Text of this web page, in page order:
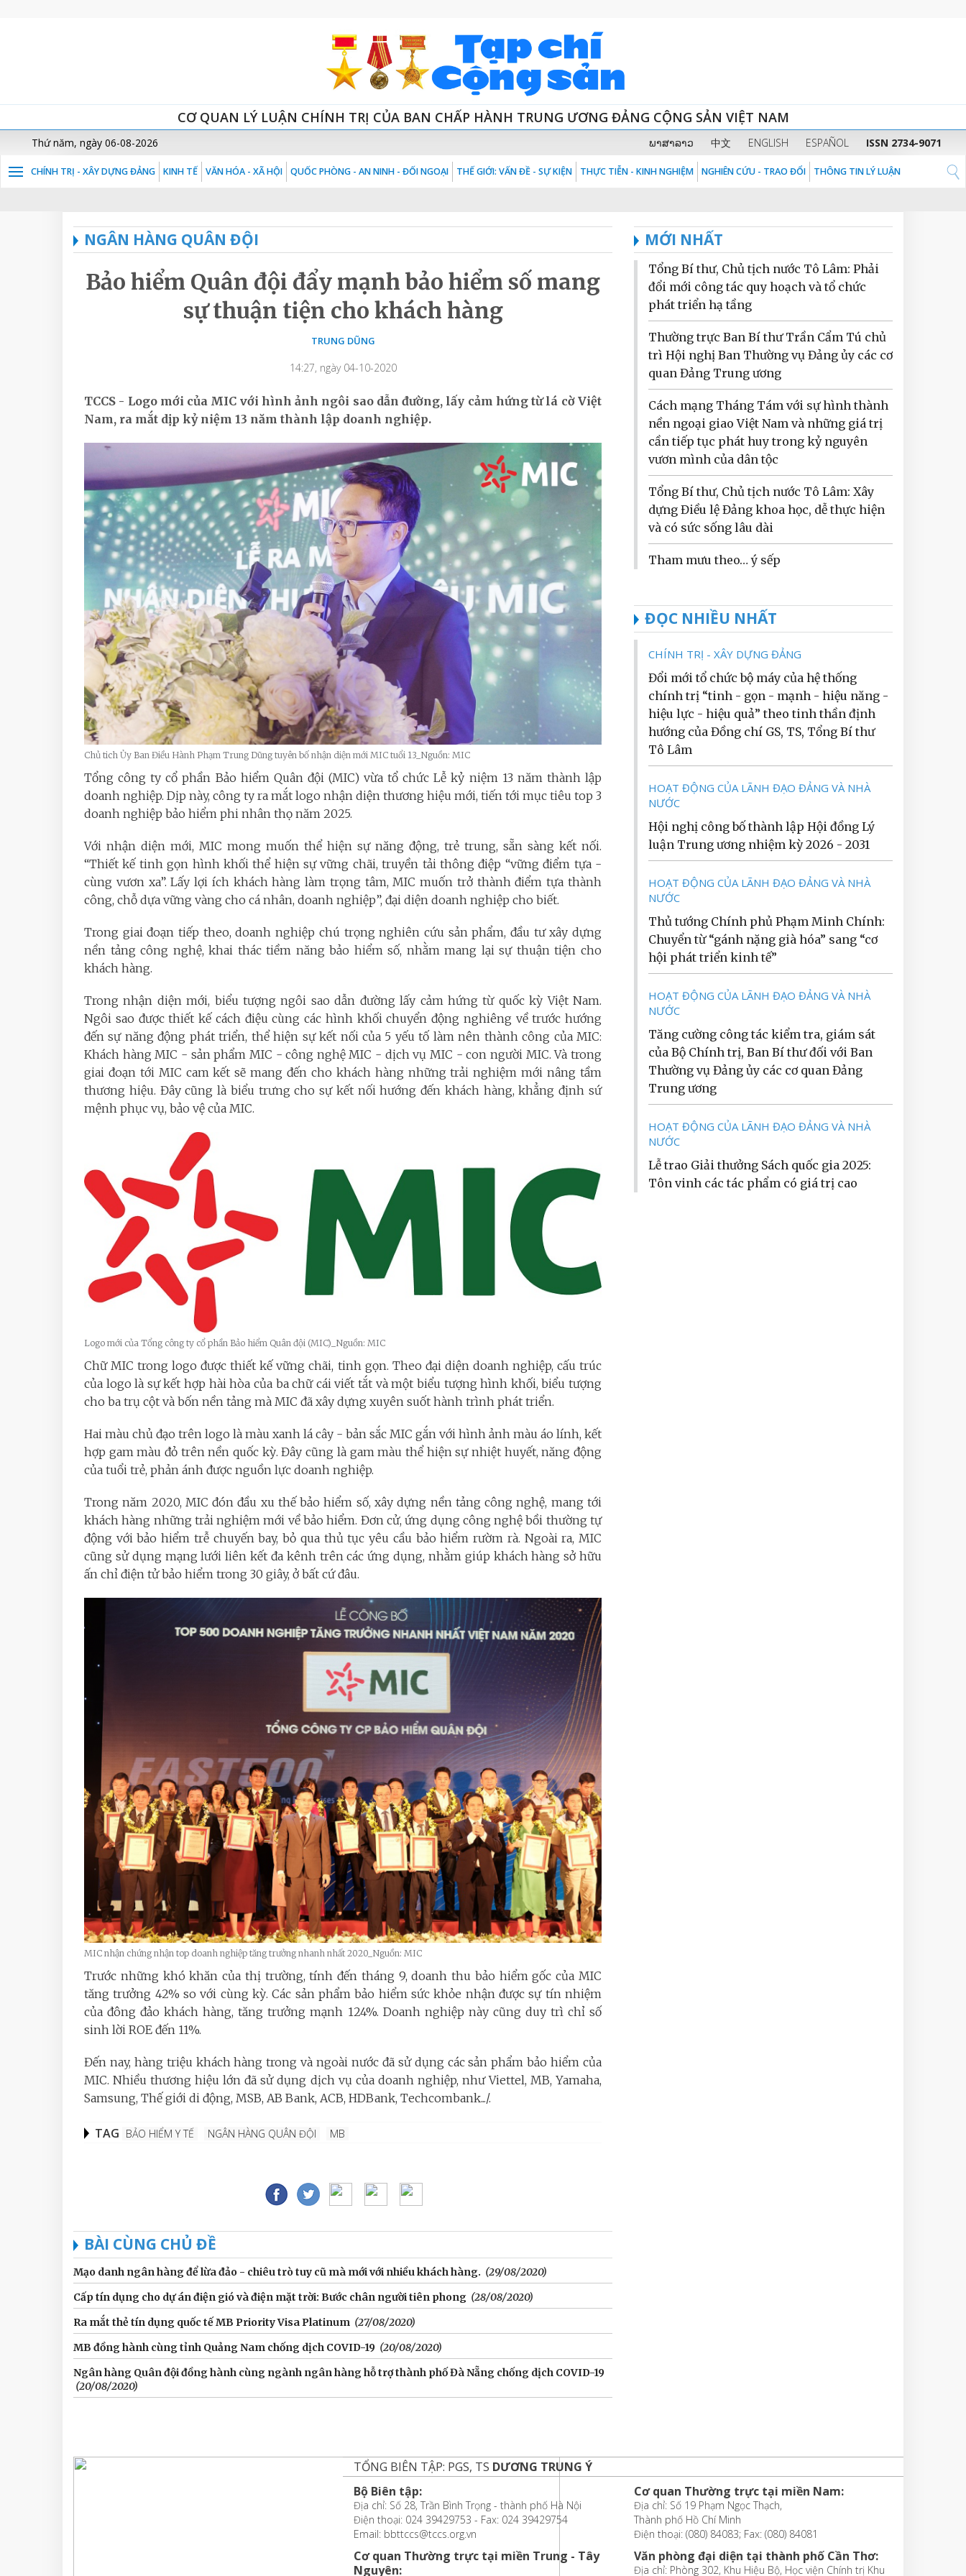
CƠ QUAN LÝ LUẬN CHÍNH TRỊ CỦA BAN CHẤP HÀNH TRUNG ƯƠNG ĐẢNG CỘNG SẢN VIỆT NAM
Thứ năm, ngày 06-08-2026 ພາສາລາວ 中文 ENGLISH ESPAÑOL ISSN 2734-9071
CHÍNH TRỊ - XÂY DỰNG ĐẢNG KINH TẾ VĂN HÓA - XÃ HỘI QUỐC PHÒNG - AN NINH - ĐỐI NGOẠI THẾ GIỚI: VẤN ĐỀ - SỰ KIỆN THỰC TIỄN - KINH NGHIỆM NGHIÊN CỨU - TRAO ĐỔI THÔNG TIN LÝ LUẬN
NGÂN HÀNG QUÂN ĐỘI
Bảo hiểm Quân đội đẩy mạnh bảo hiểm số mang
sự thuận tiện cho khách hàng
TRUNG DŨNG
14:27, ngày 04-10-2020
TCCS - Logo mới của MIC với hình ảnh ngôi sao dẫn đường, lấy cảm hứng từ lá cờ Việt
Nam, ra mắt dịp kỷ niệm 13 năm thành lập doanh nghiệp.
Chủ tich Ủy Ban Điều Hành Phạm Trung Dũng tuyên bố nhận diện mới MIC tuổi 13_Nguồn: MIC
Tổng công ty cổ phần Bảo hiểm Quân đội (MIC) vừa tổ chức Lễ kỷ niệm 13 năm thành lập
doanh nghiệp. Dịp này, công ty ra mắt logo nhận diện thương hiệu mới, tiến tới mục tiêu top 3
doanh nghiệp bảo hiểm phi nhân thọ năm 2025.
Với nhận diện mới, MIC mong muốn thể hiện sự năng động, trẻ trung, sẵn sàng kết nối.
“Thiết kế tinh gọn hình khối thể hiện sự vững chãi, truyền tải thông điệp “vững điểm tựa -
cùng vươn xa”. Lấy lợi ích khách hàng làm trọng tâm, MIC muốn trở thành điểm tựa thành
công, chỗ dựa vững vàng cho cá nhân, doanh nghiệp”, đại diện doanh nghiệp cho biết.
Trong giai đoạn tiếp theo, doanh nghiệp chú trọng nghiên cứu sản phẩm, đầu tư xây dựng
nền tảng công nghệ, khai thác tiềm năng bảo hiểm số, nhằm mang lại sự thuận tiện cho
khách hàng.
Trong nhận diện mới, biểu tượng ngôi sao dẫn đường lấy cảm hứng từ quốc kỳ Việt Nam.
Ngôi sao được thiết kế cách điệu cùng các hình khối chuyển động nghiêng về trước hướng
đến sự năng động phát triển, thể hiện sự kết nối của 5 yếu tố làm nên thành công của MIC:
Khách hàng MIC - sản phẩm MIC - công nghệ MIC - dịch vụ MIC - con người MIC. Và trong
giai đoạn tới MIC cam kết sẽ mang đến cho khách hàng những trải nghiệm mới nâng tầm
thương hiệu. Đây cũng là biểu trưng cho sự kết nối hướng đến khách hàng, khẳng định sứ
mệnh phục vụ, bảo vệ của MIC.
Logo mới của Tổng công ty cổ phần Bảo hiểm Quân đội (MIC)_Nguồn: MIC
Chữ MIC trong logo được thiết kế vững chãi, tinh gọn. Theo đại diện doanh nghiệp, cấu trúc
của logo là sự kết hợp hài hòa của ba chữ cái viết tắt và một biểu tượng hình khối, biểu tượng
cho ba trụ cột và bốn nền tảng mà MIC đã xây dựng xuyên suốt hành trình phát triển.
Hai màu chủ đạo trên logo là màu xanh lá cây - bản sắc MIC gắn với hình ảnh màu áo lính, kết
hợp gam màu đỏ trên nền quốc kỳ. Đây cũng là gam màu thể hiện sự nhiệt huyết, năng động
của tuổi trẻ, phản ánh được nguồn lực doanh nghiệp.
Trong năm 2020, MIC đón đầu xu thế bảo hiểm số, xây dựng nền tảng công nghệ, mang tới
khách hàng những trải nghiệm mới về bảo hiểm. Đơn cử, ứng dụng công nghệ bồi thường tự
động với bảo hiểm trễ chuyến bay, bỏ qua thủ tục yêu cầu bảo hiểm rườm rà. Ngoài ra, MIC
cũng sử dụng mạng lưới liên kết đa kênh trên các ứng dụng, nhằm giúp khách hàng sở hữu
ấn chỉ điện tử bảo hiểm trong 30 giây, ở bất cứ đâu.
MIC nhận chứng nhận top doanh nghiệp tăng trưởng nhanh nhất 2020_Nguồn: MIC
Trước những khó khăn của thị trường, tính đến tháng 9, doanh thu bảo hiểm gốc của MIC
tăng trưởng 42% so với cùng kỳ. Các sản phẩm bảo hiểm sức khỏe nhận được sự tín nhiệm
của đông đảo khách hàng, tăng trưởng mạnh 124%. Doanh nghiệp này cũng duy trì chỉ số
sinh lời ROE đến 11%.
Đến nay, hàng triệu khách hàng trong và ngoài nước đã sử dụng các sản phẩm bảo hiểm của
MIC. Nhiều thương hiệu lớn đã sử dụng dịch vụ của doanh nghiệp, như Viettel, MB, Yamaha,
Samsung, Thế giới di động, MSB, AB Bank, ACB, HDBank, Techcombank.../.
TAG BẢO HIỂM Y TẾ NGÂN HÀNG QUÂN ĐỘI MB
BÀI CÙNG CHỦ ĐỀ
Mạo danh ngân hàng để lừa đảo - chiêu trò tuy cũ mà mới với nhiều khách hàng. (29/08/2020)
Cấp tín dụng cho dự án điện gió và điện mặt trời: Bước chân người tiên phong (28/08/2020)
Ra mắt thẻ tín dụng quốc tế MB Priority Visa Platinum (27/08/2020)
MB đồng hành cùng tỉnh Quảng Nam chống dịch COVID-19 (20/08/2020)
Ngân hàng Quân đội đồng hành cùng ngành ngân hàng hỗ trợ thành phố Đà Nẵng chống dịch COVID-19
(20/08/2020)
MỚI NHẤT
Tổng Bí thư, Chủ tịch nước Tô Lâm: Phải
đổi mới công tác quy hoạch và tổ chức
phát triển hạ tầng
Thường trực Ban Bí thư Trần Cẩm Tú chủ
trì Hội nghị Ban Thường vụ Đảng ủy các cơ
quan Đảng Trung ương
Cách mạng Tháng Tám với sự hình thành
nền ngoại giao Việt Nam và những giá trị
cần tiếp tục phát huy trong kỷ nguyên
vươn mình của dân tộc
Tổng Bí thư, Chủ tịch nước Tô Lâm: Xây
dựng Điều lệ Đảng khoa học, dễ thực hiện
và có sức sống lâu dài
Tham mưu theo… ý sếp
ĐỌC NHIỀU NHẤT
CHÍNH TRỊ - XÂY DỰNG ĐẢNG
Đổi mới tổ chức bộ máy của hệ thống
chính trị “tinh - gọn - mạnh - hiệu năng -
hiệu lực - hiệu quả” theo tinh thần định
hướng của Đồng chí GS, TS, Tổng Bí thư
Tô Lâm
HOẠT ĐỘNG CỦA LÃNH ĐẠO ĐẢNG VÀ NHÀ
NƯỚC
Hội nghị công bố thành lập Hội đồng Lý
luận Trung ương nhiệm kỳ 2026 - 2031
HOẠT ĐỘNG CỦA LÃNH ĐẠO ĐẢNG VÀ NHÀ
NƯỚC
Thủ tướng Chính phủ Phạm Minh Chính:
Chuyển từ “gánh nặng già hóa” sang “cơ
hội phát triển kinh tế”
HOẠT ĐỘNG CỦA LÃNH ĐẠO ĐẢNG VÀ NHÀ
NƯỚC
Tăng cường công tác kiểm tra, giám sát
của Bộ Chính trị, Ban Bí thư đối với Ban
Thường vụ Đảng ủy các cơ quan Đảng
Trung ương
HOẠT ĐỘNG CỦA LÃNH ĐẠO ĐẢNG VÀ NHÀ
NƯỚC
Lễ trao Giải thưởng Sách quốc gia 2025:
Tôn vinh các tác phẩm có giá trị cao
TỔNG BIÊN TẬP: PGS, TS DƯƠNG TRUNG Ý
Bộ Biên tập:
Địa chỉ: Số 28, Trần Bình Trọng - thành phố Hà Nội
Điện thoại: 024 39429753 - Fax: 024 39429754
Email: bbttccs@tccs.org.vn
Cơ quan Thường trực tại miền Trung - Tây
Nguyên:
Cơ quan Thường trực tại miền Nam:
Địa chỉ: Số 19 Phạm Ngọc Thạch,
Thành phố Hồ Chí Minh
Điện thoại: (080) 84083; Fax: (080) 84081
Văn phòng đại diện tại thành phố Cần Thơ:
Địa chỉ: Phòng 302, Khu Hiệu Bộ, Học viện Chính trị Khu